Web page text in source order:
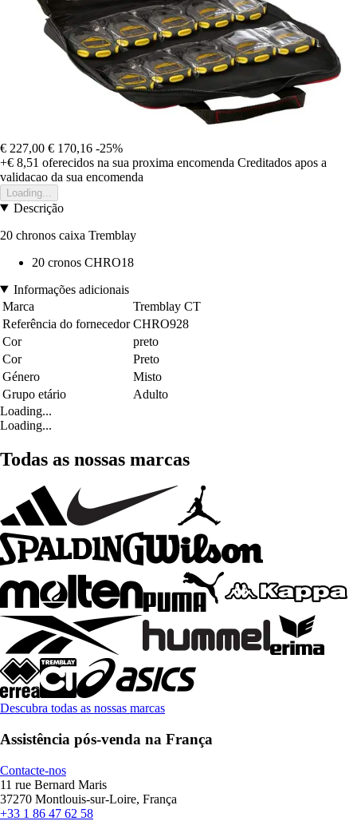
€ 227,00 € 170,16 -25%
+€ 8,51 oferecidos na sua proxima encomenda Creditados apos a
validacao da sua encomenda
Loading...
Descrição
20 chronos caixa Tremblay
20 cronos CHRO18
Informações adicionais
Marca
Tremblay CT
Referência do fornecedor CHRO928
Cor
preto
Cor
Preto
Género
Misto
Grupo etário
Adulto
Loading...
Loading...
Todas as nossas marcas
Descubra todas as nossas marcas
Assistência pós-venda na França
Contacte-nos
11 rue Bernard Maris
37270 Montlouis-sur-Loire, França
+33 1 86 47 62 58